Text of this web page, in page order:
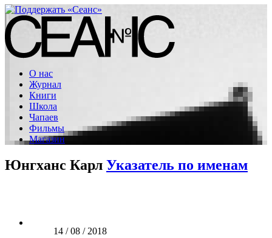
О нас
Журнал
Книги
Школа
Чапаев
Фильмы
Магазин
Юнгханс Карл Указатель по именам
14 / 08 / 2018